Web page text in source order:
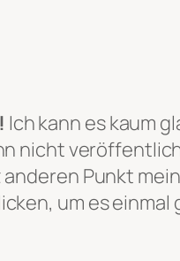
Ich kann es kaum
nicht
Punkt
um es